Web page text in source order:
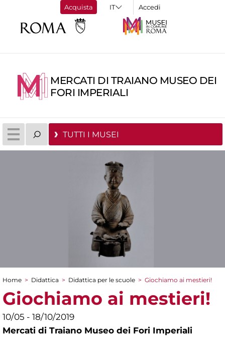
Acquista Accedi
MERCATI DI TRAIANO MUSEO DEI
FORI IMPERIALI
TUTTI I MUSEI
Tu sei qui
Home > Didattica > Didattica per le scuole > Giochiamo ai mestieri!
Giochiamo ai mestieri!
10/05 - 18/10/2019
Mercati di Traiano Museo dei Fori Imperiali